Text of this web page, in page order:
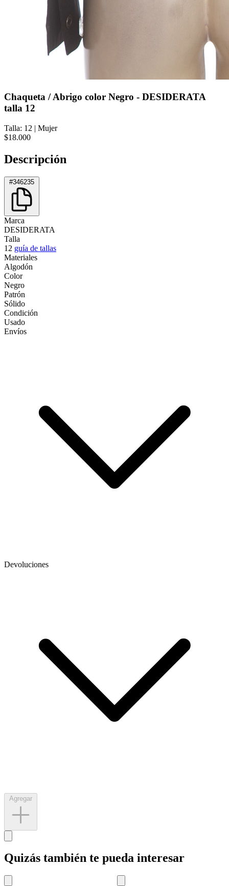
Chaqueta / Abrigo color Negro - DESIDERATA
talla 12
Talla: 12 | Mujer
$18.000
Descripción
#346235
Marca
DESIDERATA
Talla
12 guía de tallas
Materiales
Algodón
Color
Negro
Patrón
Sólido
Condición
Usado
Envíos
Devoluciones
Quizás también te pueda interesar